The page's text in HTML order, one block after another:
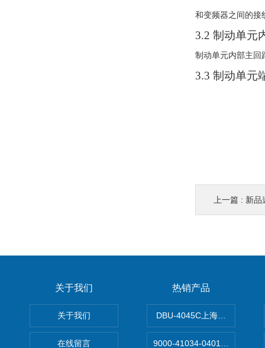
和变频器之间的接
3.2 制动单元
制动单元内部主回
3.3 制动单元
上一篇 : 新品
关于我们
关于我们
在线留言
热销产品
DBU-4045C上海鹰峰制动单
9000-41034-0401000穆尔